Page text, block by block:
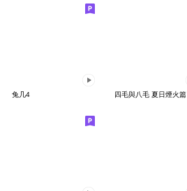
兔几4 四毛與八毛 夏日煙火篇